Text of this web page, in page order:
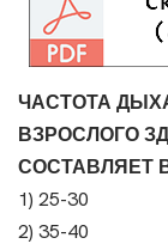
ЧАСТОТА
ВЗРОСЛОГО
СОСТАВЛЯЕТ
1) 25-30
2) 35-40